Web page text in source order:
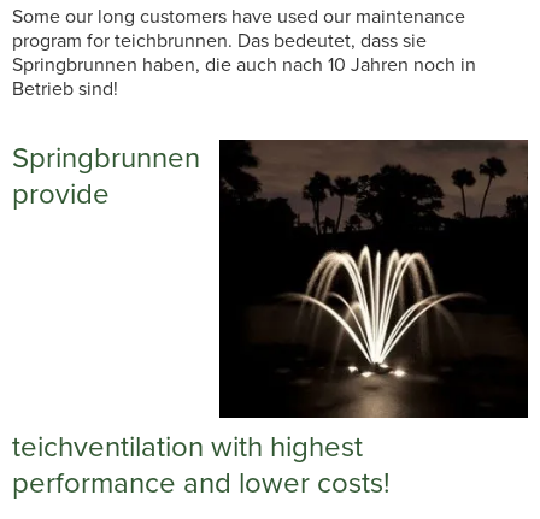
Some our long customers have used our maintenance
program for teichbrunnen. Das bedeutet, dass sie
Springbrunnen haben, die auch nach 10 Jahren noch in
Betrieb sind!
Springbrunnen
provide
teichventilation with highest
performance and lower costs!